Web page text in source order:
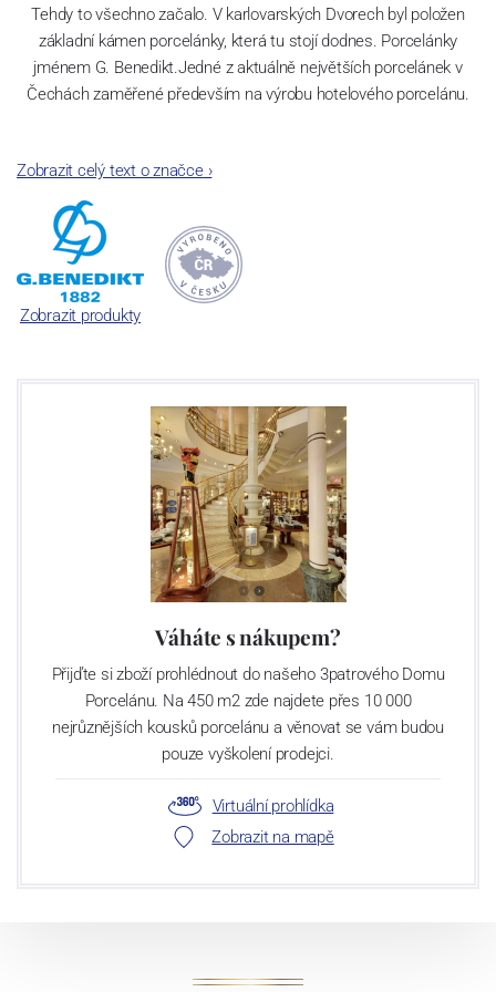
Tehdy to všechno začalo. V karlovarských Dvorech byl položen
základní kámen porcelánky, která tu stojí dodnes. Porcelánky
jménem G. Benedikt.Jedné z aktuálně největších porcelánek v
Čechách zaměřené především na výrobu hotelového porcelánu.
Jak čas plynul, našla porcelánka šikovné kolegy – spojence v
Rakousku a Švýcarsku. A tak dnes se značkami Lilien Austria a
Suisse Langenthal tvoříme společnost „G. Benedikt Group“. Ač z
různých zemí, všechny tři máme jedno společné: mimořádně
odolný porcelán, se kterým není třeba jednat v rukavičkách.
Zobrazit celý text o značce›
Zobrazit produkty
Váháte s nákupem?
Přijďte si zboží prohlédnout do našeho 3patrového Domu
Porcelánu. Na 450 m2 zde najdete přes 10 000
nejrůznějších kousků porcelánu a věnovat se vám budou
pouze vyškolení prodejci.
Virtuální prohlídka
Zobrazit na mapě